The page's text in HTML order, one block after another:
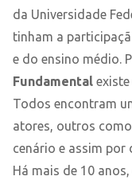
da Universidade
tinham a
e do ensino médio.
Fundamental existe
Todos encontram
atores, outros
cenário e assim por
Há mais de 10 anos,